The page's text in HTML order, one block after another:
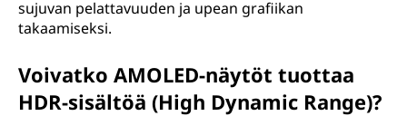
sujuvan pelattavuuden ja upean grafiikan
takaamiseksi.
Voivatko AMOLED-näytöt tuottaa
HDR-sisältöä (High Dynamic Range)?